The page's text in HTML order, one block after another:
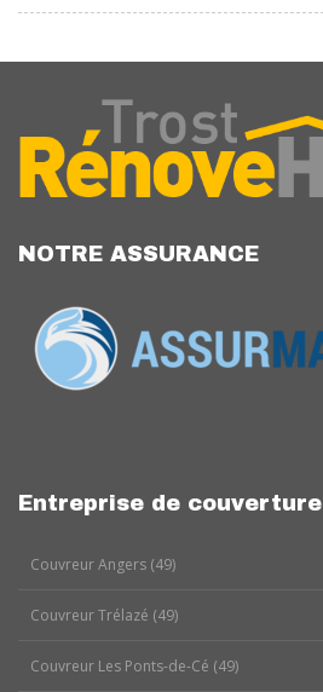
NOTRE ASSURANCE
Entreprise de couverture
Couvreur Angers (49)
Couvreur Trélazé (49)
Couvreur Les Ponts-de-Cé (49)